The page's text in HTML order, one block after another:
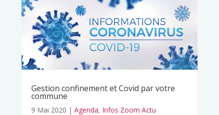
Gestion confinement et Covid par votre
commune
9 Mai 2020 | Agenda, Infos Zoom Actu